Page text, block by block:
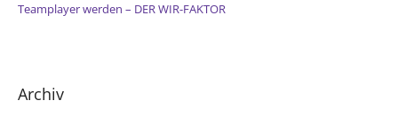
Teamplayer werden – DER WIR-FAKTOR
Archiv